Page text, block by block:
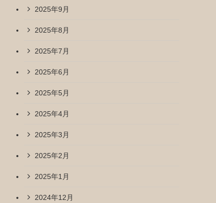
2025年9月
2025年8月
2025年7月
2025年6月
2025年5月
2025年4月
2025年3月
2025年2月
2025年1月
2024年12月